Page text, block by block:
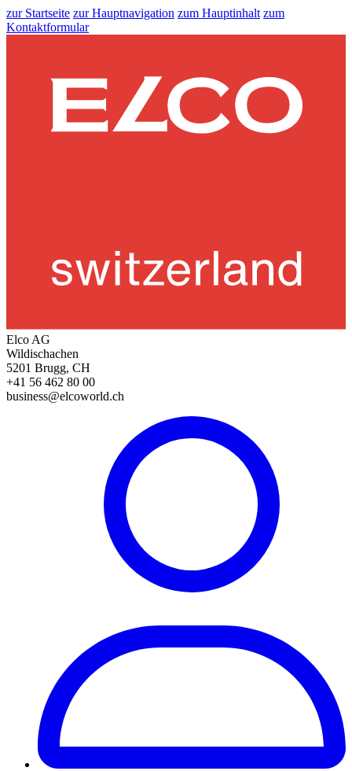
zur Startseite zur Hauptnavigation zum Hauptinhalt zum
Kontaktformular
Elco AG
Wildischachen
5201 Brugg, CH
+41 56 462 80 00
business@elcoworld.ch